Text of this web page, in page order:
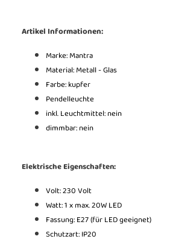
Artikel Informationen:
Marke: Mantra
Material: Metall - Glas
Farbe: kupfer
Pendelleuchte
inkl. Leuchtmittel: nein
dimmbar: nein
Elektrische Eigenschaften:
Volt: 230 Volt
Watt: 1 x max. 20W LED
Fassung: E27 (für LED geeignet)
Schutzart: IP20